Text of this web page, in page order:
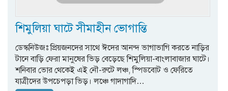
শিমুলিয়া ঘাটে সীমাহীন ভোগান্তি
ডেস্কনিউজঃ প্রিয়জনদের সাথে ঈদের আনন্দ ভাগাভাগি করতে নাড়ির
টানে বাড়ি ফেরা মানুষের ভিড় বেড়েছে শিমুলিয়া-বাংলাবাজার ঘাটে।
শনিবার ভোর থেকেই এই নৌ-রুটে লঞ্চ, স্পিডবোট ও ফেরিতে
যাত্রীদের উপচেপড়া ভিড়। লঞ্চে গাদাগাদি…